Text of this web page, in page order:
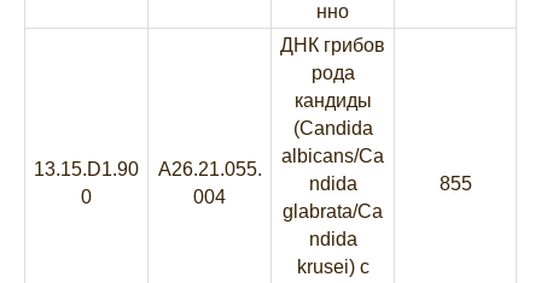
нно
13.15.D1.90
0
A26.21.055.
004
ДНК грибов
рода
кандиды
(Candida
albicans/Ca
ndida
glabrata/Ca
ndida
krusei) с
855